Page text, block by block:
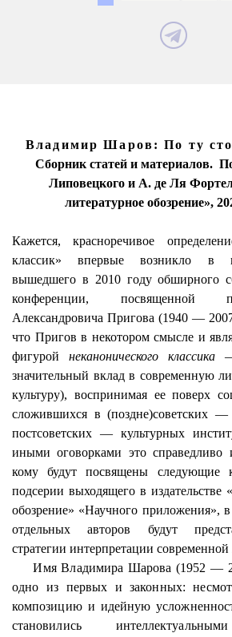
Владимир Шаров: По ту
Сборник статей и материалов.
Липовецкого и А. де Ля
литературное обозрение»,
Кажется, красноречивое
классик» впервые возникло в
вышедшего в 2010 году обширного
конференции, посвященной
Александровича Пригова (1940 —
что Пригов в некотором смысле и
фигурой неканонического классика
значительный вклад в современную
культуру), воспринимая ее поверх
сложившихся в (поздне)советских
постсоветских — культурных
иными оговорками это
кому будут посвящены следующие
подсерии выходящего в издательстве
обозрение» «Научного приложения»,
отдельных авторов будут
стратегии интерпретации
Имя Владимира Шарова (1952 —
одно из первых и законных:
композицию и идейную
становились